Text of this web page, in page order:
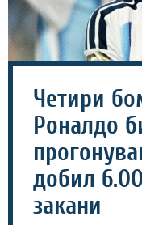
Четири
Роналдо
добил
закани